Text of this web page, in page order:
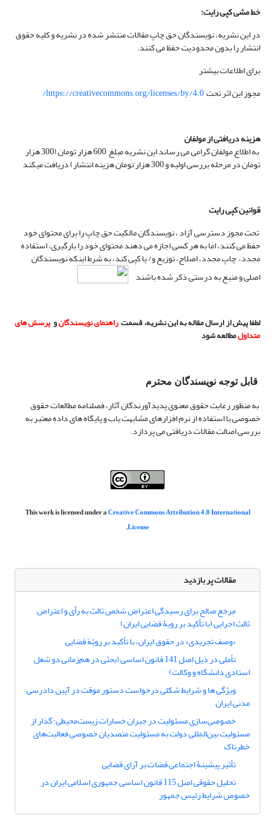
خط مشی کپی رایت:
در این نشریه، نویسندگان حق چاپ مقالات منتشر شده در نشریه و کلیه حقوق
انتشار را بدون محدودیت حفظ می کنند.
برای اطلاعات بیشتر
مجوز این اثر تحتhttps://creativecommons.org/licenses/by/4.0/
هزینه دریافتی از مولفان
به اطلاع مولفان گرامی می رساند این نشریه مبلغ 600 هزار تومان (300 هزار
تومان در مرحله بررسی اولیه و 300 هزار تومان هزینه انتشار) دریافت میکند
قوانین کپی رایت
تحت مجوز دسترسی آزاد ، نویسندگان مالکیت حق چاپ را برای محتوای خود
حفظ می کنند، اما به هر کسی اجازه می دهند محتوای خود را بارگیری، استفاده
مجدد، چاپ مجدد، اصلاح، توزیع و/ یا کپی کند، به شرط اینکه نویسندگان
اصلی و منبع به درستی ذکر شده باشند
لطفا پیش از ارسال مقاله به این نشریه، قسمتراهنمای نویسندگانوپرسش های
متداولمطالعه شود
قابل توجه نویسندگان محترم
به منظور رعایت حقوق معنوی پدیدآورندگان آثار، فصلنامه مطالعات حقوق
خصوصی با استفاده از نرم افزارهای مشابهت یاب و پایگاه های داده معتبر به
بررسی اصالت مقالات دریافتی می پردازد.
This work is licensed under aCreative Commons Attribution 4.0 International
License
.
مقالات پر بازدید
مرجع صالح برای رسیدگی اعتراض شخص ثالث به رأی و اعتراض
ثالث اجرایی (با تأکید بر رویۀ قضایی ایران)
«وصف تجریدی» در حقوق ایران، با تأکید بر رویّة قضایی
تأملی در ذیل اصل 141 قانون اساسی (بحثی در هم‌زمانی دو شغل
استادی دانشگاه و وکالت)
ویژگی ها و شرایط شکلی درخواست دستور موقت در آیین دادرسی
مدنی ایران
خصوصی‌سازی مسئولیت در جبران خسارات زیست‌محیطی؛ گذار از
مسئولیت بین‌المللی دولت به مسئولیت متصدیان خصوصی فعالیت‌های
خطرناک
تأثیر پیشینۀ اجتماعی قضات بر آرای قضایی
تحلیل حقوقی اصل 115 قانون اساسی جمهوری اسلامی ایران در
خصوص شرایط رئیس جمهور